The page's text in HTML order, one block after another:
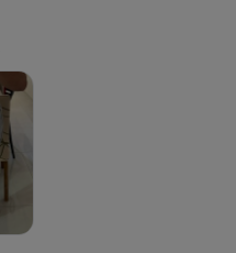
efeito rasgado
funcionais / efeito